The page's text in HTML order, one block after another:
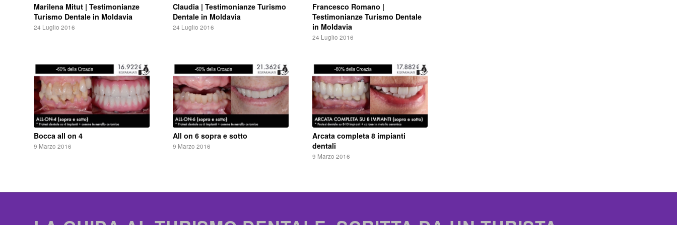
Marilena Mitut | Testimonianze
Turismo Dentale in Moldavia
24 Luglio 2016
Claudia | Testimonianze Turismo
Dentale in Moldavia
24 Luglio 2016
Francesco Romano |
Testimonianze Turismo Dentale
in Moldavia
24 Luglio 2016
Bocca all on 4
9 Marzo 2016
All on 6 sopra e sotto
9 Marzo 2016
Arcata completa 8 impianti
dentali
9 Marzo 2016